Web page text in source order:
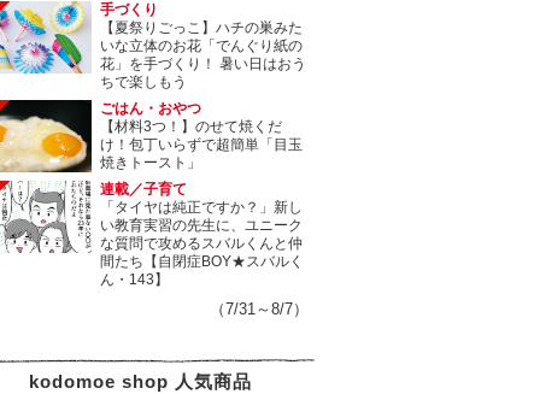
手づくり
【夏祭りごっこ】ハチの巣みた
いな立体のお花「でんぐり紙の
花」を手づくり！ 暑い日はおう
ちで楽しもう
ごはん・おやつ
【材料3つ！】のせて焼くだ
け！包丁いらずで超簡単「目玉
焼きトースト」
連載／子育て
「タイヤは純正ですか？」新し
い教育実習の先生に、ユニーク
な質問で攻めるスバルくんと仲
間たち【自閉症BOY★スバルく
ん・143】
（7/31～8/7）
kodomoe shop 人気商品